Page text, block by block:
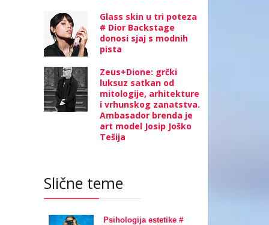
Glass skin u tri poteza
# Dior Backstage
donosi sjaj s modnih
pista
Zeus+Dione: grčki
luksuz satkan od
mitologije, arhitekture
i vrhunskog zanatstva.
Ambasador brenda je
art model Josip Joško
Tešija
Slične teme
Psihologija estetike #